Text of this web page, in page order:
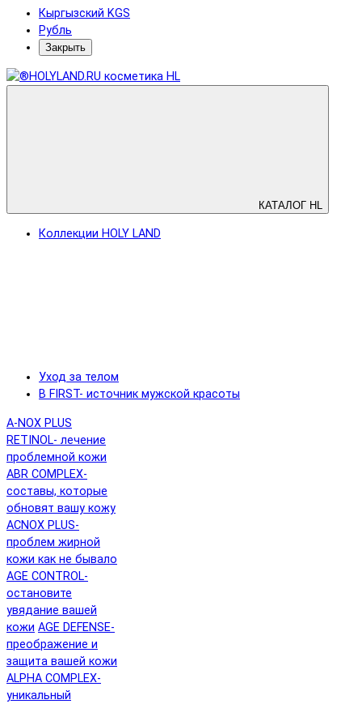
Кыргызский KGS
Рубль
Закрыть
КАТАЛОГ HL
Коллекции HOLY LAND
Уход за телом
B FIRST- источник мужской красоты
A-NOX PLUS
RETINOL- лечение
проблемной кожи
ABR COMPLEX-
составы, которые
обновят вашу кожу
ACNOX PLUS-
проблем жирной
кожи как не бывало
AGE CONTROL-
остановите
увядание вашей
кожи AGE DEFENSE-
преображение и
защита вашей кожи
ALPHA COMPLEX-
уникальный